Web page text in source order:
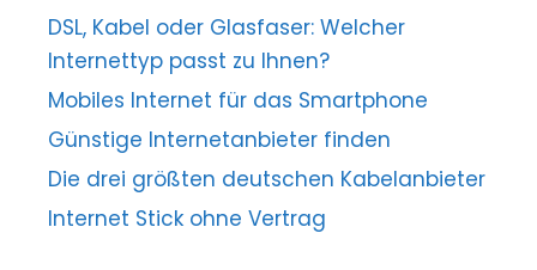
DSL, Kabel oder Glasfaser: Welcher
Internettyp passt zu Ihnen?
Mobiles Internet für das Smartphone
Günstige Internetanbieter finden
Die drei größten deutschen Kabelanbieter
Internet Stick ohne Vertrag